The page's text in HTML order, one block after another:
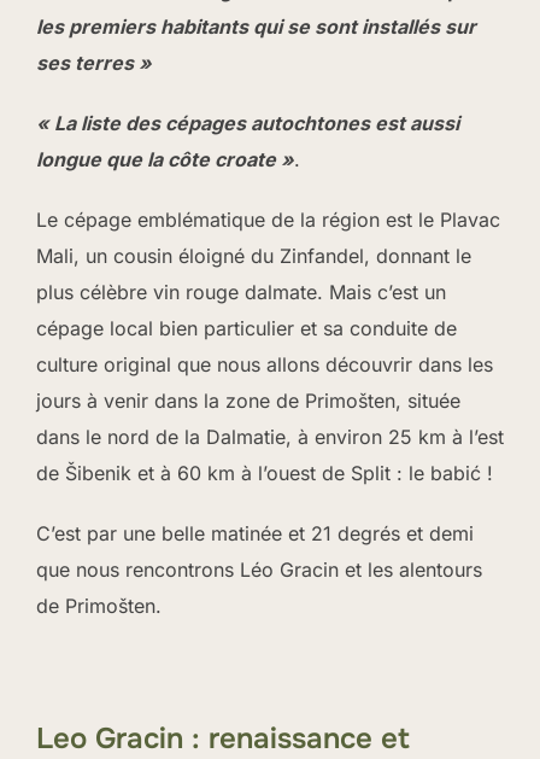
les premiers habitants qui se sont installés sur
ses terres »
« La liste des cépages autochtones est aussi
longue que la côte croate ».
Le cépage emblématique de la région est le Plavac
Mali, un cousin éloigné du Zinfandel, donnant le
plus célèbre vin rouge dalmate. Mais c’est un
cépage local bien particulier et sa conduite de
culture original que nous allons découvrir dans les
jours à venir dans la zone de Primošten, située
dans le nord de la Dalmatie, à environ 25 km à l’est
de Šibenik et à 60 km à l’ouest de Split : le babić !
C’est par une belle matinée et 21 degrés et demi
que nous rencontrons Léo Gracin et les alentours
de Primošten.
Leo Gracin : renaissance et